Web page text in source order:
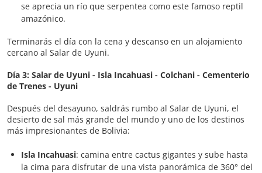
se aprecia un río que serpentea como este famoso reptil
amazónico.
Terminarás el día con la cena y descanso en un alojamiento
cercano al Salar de Uyuni.
Día 3: Salar de Uyuni - Isla Incahuasi - Colchani - Cementerio
de Trenes - Uyuni
Después del desayuno, saldrás rumbo al Salar de Uyuni, el
desierto de sal más grande del mundo y uno de los destinos
más impresionantes de Bolivia:
Isla Incahuasi: camina entre cactus gigantes y sube hasta
la cima para disfrutar de una vista panorámica de 360° del